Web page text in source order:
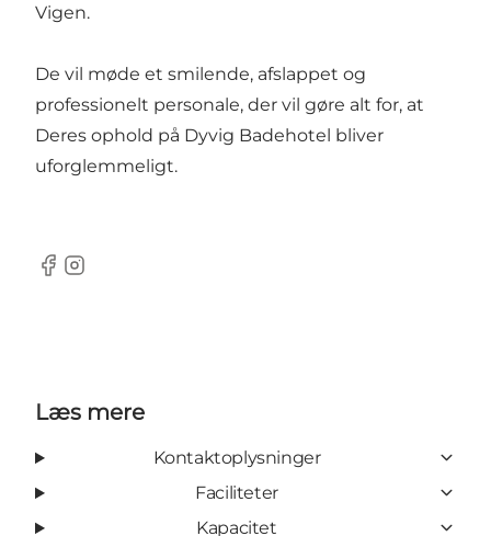
Vigen.
De vil møde et smilende, afslappet og
professionelt personale, der vil gøre alt for, at
Deres ophold på Dyvig Badehotel bliver
uforglemmeligt.
Facebook
instagram
Læs mere
Kontaktoplysninger
Faciliteter
Kapacitet